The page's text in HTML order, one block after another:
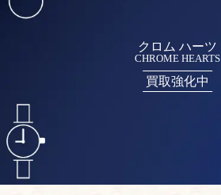
クロム ハーツ
CHROME HEARTS
買取強化中